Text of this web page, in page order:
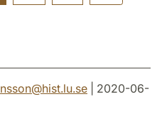
@hist.lu.se | 2020-06-